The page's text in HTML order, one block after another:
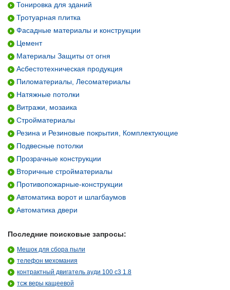
Тонировка для зданий
Тротуарная плитка
Фасадные материалы и конструкции
Цемент
Материалы Защиты от огня
Асбестотехническая продукция
Пиломатериалы, Лесоматериалы
Натяжные потолки
Витражи, мозаика
Стройматериалы
Резина и Резиновые покрытия, Комплектующие
Подвесные потолки
Прозрачные конструкции
Вторичные стройматериалы
Противопожарные-конструкции
Автоматика ворот и шлагбаумов
Автоматика двери
Последние поисковые запросы:
Мешок для сбора пыли
телефон мехомания
контрактный двигатель ауди 100 с3 1.8
тсж веры кащеевой